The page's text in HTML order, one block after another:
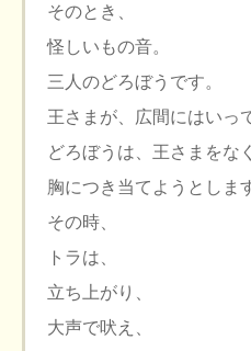
そのとき、
怪しいもの音。
三人のどろぼうです。
王さまが、広間にはいっ
どろぼうは、王さまをな
胸につき当てようとしま
その時、
トラは、
立ち上がり、
大声で吠え、